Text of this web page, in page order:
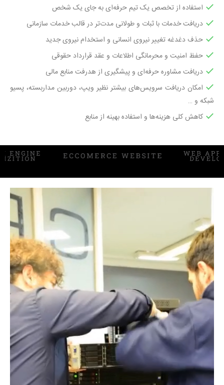
استفاده از تخصص یک تیم حرفه‌ای به جای یک شخص
دریافت خدمات با ثبات و طولانی مدت‌تر در قالب خدمات سازمانی
حذف دغدغه تغییر نیروی انسانی و استخدام نیروی جدید
حفظ امنیت و محرمانگی اطلاعات و عقد قرارداد حقوقی
دریافت مشاوره حرفه‌ای و پیشگیری از هدرفت منابع مالی
امکان دریافت سرویس‌های بیشتر نظیر ویپ، دوربین مداربسته، پسیو
شبکه و …
کاهش کلی هزینه‌ها و استفاده بهینه از منابع